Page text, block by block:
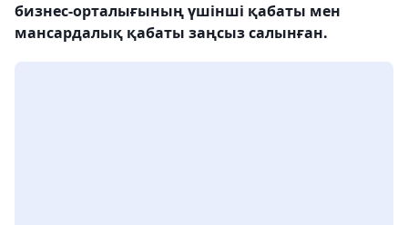
бизнес-орталығының үшінші қабаты мен
мансардалық қабаты заңсыз салынған.